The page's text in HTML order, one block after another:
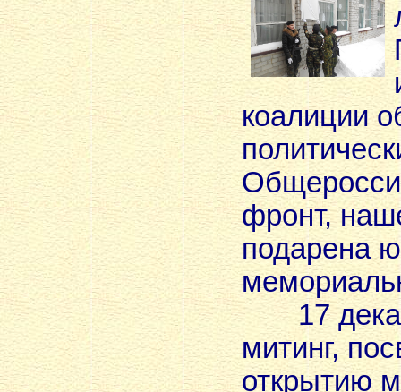
коалиции
фронт,
подарена
17
митинг,
открытию